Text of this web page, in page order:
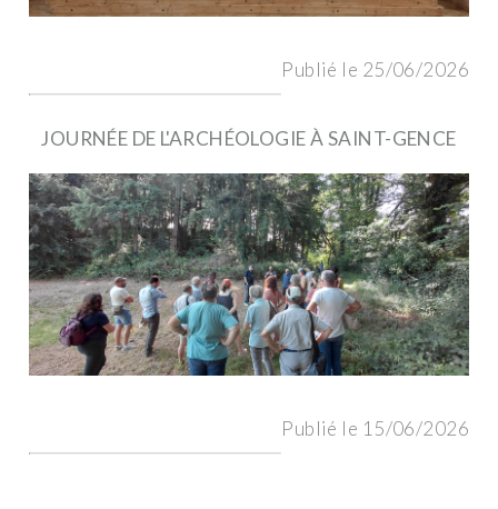
Publié le 25/06/2026
JOURNÉE DE L'ARCHÉOLOGIE À SAINT-GENCE
Publié le 15/06/2026